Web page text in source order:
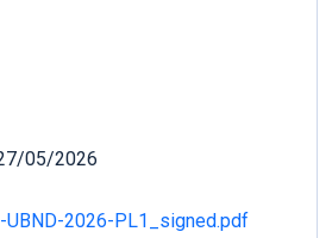
05/2026
UBND-2026-PL1_signed.pdf